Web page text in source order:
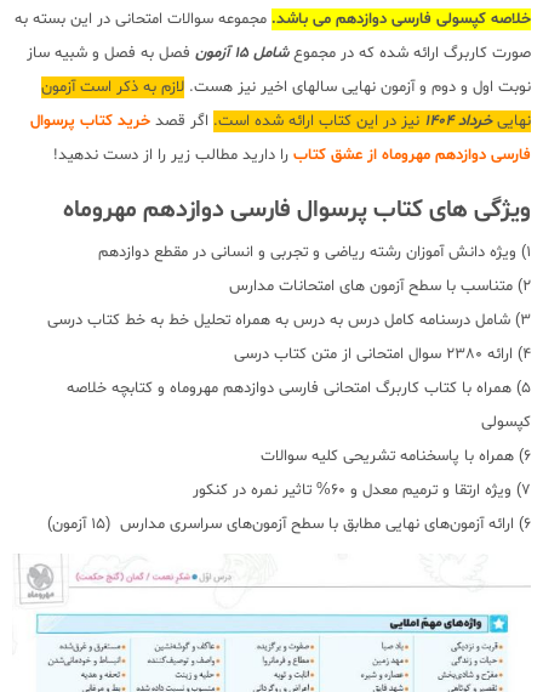
خلاصه کپسولی فارسی دوازدهم می باشد. مجموعه سوالات امتحانی در این بسته به
صورت کاربرگ ارائه شده که در مجموعشامل 15 آزمون
فصل به فصل و شبیه ساز
نوبت اول و دوم و آزمون نهایی سالهای اخیر نیز هست. لازم به ذکر است آزمون
نهاییخرداد 1404 نیز در این کتاب ارائه شده است. اگر قصد خرید کتاب پرسوال
فارسی دوازدهم مهروماه از عشق کتاب را دارید مطالب زیر را از دست ندهید!
ویژگی های کتاب پرسوال فارسی دوازدهم مهروماه
1) ویژه دانش آموزان رشته ریاضی و تجربی و انسانی در مقطع دوازدهم
2) متناسب با سطح آزمون های امتحانات مدارس
3) شامل درسنامه کامل درس به درس به همراه تحلیل خط به خط کتاب درسی
4) ارائه 2380 سوال امتحانی از متن کتاب درسی
5) همراه با کتاب کاربرگ امتحانی فارسی دوازدهم مهروماه و کتابچه خلاصه
کپسولی
6) همراه با پاسخنامه تشریحی کلیه سوالات
7) ویژه ارتقا و ترمیم معدل و 60% تاثیر نمره در کنکور
6) ارائه آزمون‌های نهایی مطابق با سطح آزمون‌های سراسری مدارس (15 آزمون)